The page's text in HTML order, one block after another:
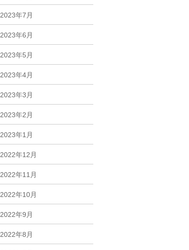
2023年7月
2023年6月
2023年5月
2023年4月
2023年3月
2023年2月
2023年1月
2022年12月
2022年11月
2022年10月
2022年9月
2022年8月